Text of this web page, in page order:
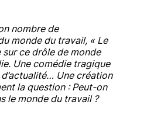
nombre de
monde du travail, « Le
sur ce drôle de monde
Une comédie tragique
Une création
la question : Peut-on
le monde du travail ?